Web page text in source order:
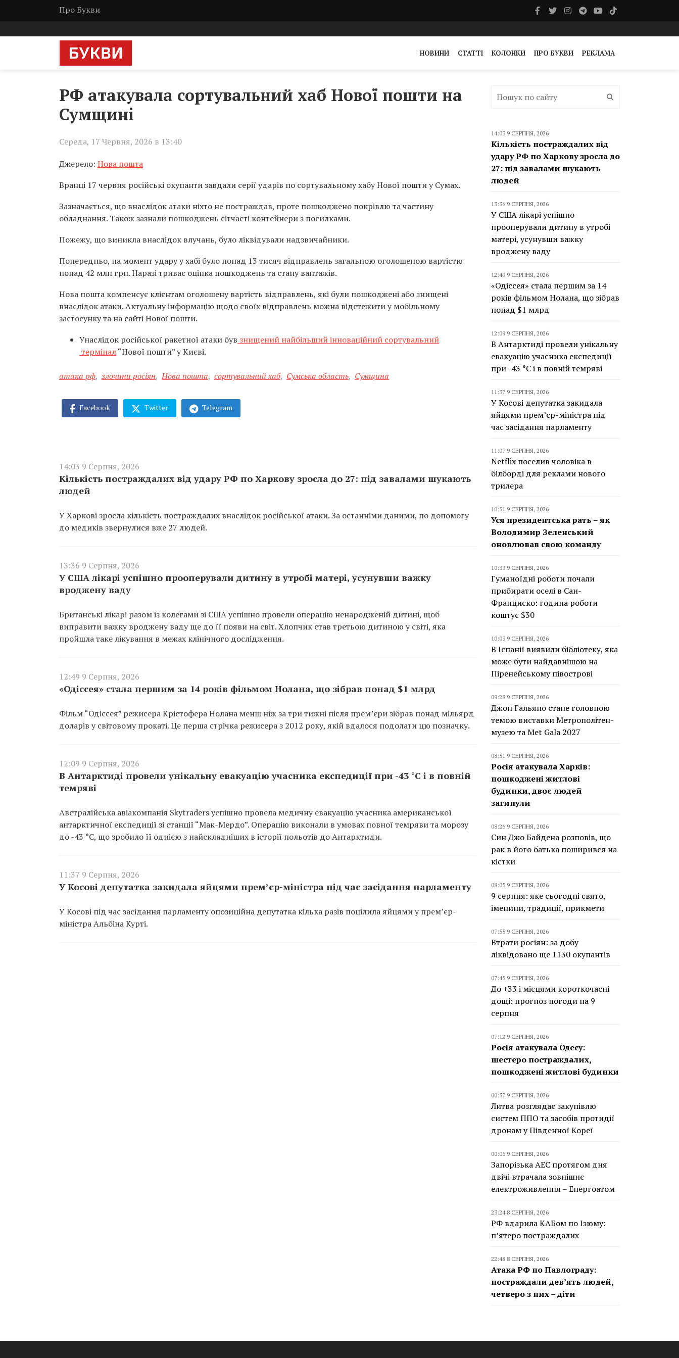
Про Букви
НОВИНИ СТАТТІ КОЛОНКИ ПРО БУКВИ РЕКЛАМА
РФ атакувала сортувальний хаб Нової пошти на
Сумщині
Середа, 17 Червня, 2026 в 13:40
Джерело: Нова пошта
Вранці 17 червня російські окупанти завдали серії ударів по сортувальному хабу Нової пошти у Сумах.
Зазначається, що внаслідок атаки ніхто не постраждав, проте пошкоджено покрівлю та частину
обладнання. Також зазнали пошкоджень сітчасті контейнери з посилками.
Пожежу, що виникла внаслідок влучань, було ліквідували надзвичайники.
Попередньо, на момент удару у хабі було понад 13 тисяч відправлень загальною оголошеною вартістю
понад 42 млн грн. Наразі триває оцінка пошкоджень та стану вантажів.
Нова пошта компенсує клієнтам оголошену вартість відправлень, які були пошкоджені або знищені
внаслідок атаки. Актуальну інформацію щодо своїх відправлень можна відстежити у мобільному
застосунку та на сайті Нової пошти.
Унаслідок російської ракетної атаки був знищений найбільший інноваційний сортувальний
термінал“Нової пошти” у Києві.
атака рф, злочини росіян, Нова пошта, сортувальний хаб, Сумська область, Сумщина
Facebook Twitter Telegram
14:03 9 Серпня, 2026
Кількість постраждалих від удару РФ по Харкову зросла до 27: під завалами шукають
людей
У Харкові зросла кількість постраждалих внаслідок російської атаки. За останніми даними, по допомогу
до медиків звернулися вже 27 людей.
13:36 9 Серпня, 2026
У США лікарі успішно прооперували дитину в утробі матері, усунувши важку
вроджену ваду
Британські лікарі разом із колегами зі США успішно провели операцію ненародженій дитині, щоб
виправити важку вроджену ваду ще до її появи на світ. Хлопчик став третьою дитиною у світі, яка
пройшла таке лікування в межах клінічного дослідження.
12:49 9 Серпня, 2026
«Одіссея» стала першим за 14 років фільмом Нолана, що зібрав понад $1 млрд
Фільм “Одіссея” режисера Крістофера Нолана менш ніж за три тижні після прем’єри зібрав понад мільярд
доларів у світовому прокаті. Це перша стрічка режисера з 2012 року, якій вдалося подолати цю позначку.
12:09 9 Серпня, 2026
В Антарктиді провели унікальну евакуацію учасника експедиції при -43 °C і в повній
темряві
Австралійська авіакомпанія Skytraders успішно провела медичну евакуацію учасника американської
антарктичної експедиції зі станції “Мак-Мердо”. Операцію виконали в умовах повної темряви та морозу
до -43 °C, що зробило її однією з найскладніших в історії польотів до Антарктиди.
11:37 9 Серпня, 2026
У Косові депутатка закидала яйцями прем’єр-міністра під час засідання парламенту
У Косові під час засідання парламенту опозиційна депутатка кілька разів поцілила яйцями у прем’єр-
міністра Альбіна Курті.
14:03 9 СЕРПНЯ, 2026
Кількість постраждалих від
удару РФ по Харкову зросла до
27: під завалами шукають
людей
13:36 9 СЕРПНЯ, 2026
У США лікарі успішно
прооперували дитину в утробі
матері, усунувши важку
вроджену ваду
12:49 9 СЕРПНЯ, 2026
«Одіссея» стала першим за 14
років фільмом Нолана, що зібрав
понад $1 млрд
12:09 9 СЕРПНЯ, 2026
В Антарктиді провели унікальну
евакуацію учасника експедиції
при -43 °C і в повній темряві
11:37 9 СЕРПНЯ, 2026
У Косові депутатка закидала
яйцями прем’єр-міністра під
час засідання парламенту
11:07 9 СЕРПНЯ, 2026
Netflix поселив чоловіка в
білборді для реклами нового
трилера
10:51 9 СЕРПНЯ, 2026
Уся президентська рать – як
Володимир Зеленський
оновлював свою команду
10:33 9 СЕРПНЯ, 2026
Гуманоїдні роботи почали
прибирати оселі в Сан-
Франциско: година роботи
коштує $30
10:03 9 СЕРПНЯ, 2026
В Іспанії виявили бібліотеку, яка
може бути найдавнішою на
Піренейському півострові
09:28 9 СЕРПНЯ, 2026
Джон Гальяно стане головною
темою виставки Метрополітен-
музею та Met Gala 2027
08:51 9 СЕРПНЯ, 2026
Росія атакувала Харків:
пошкоджені житлові
будинки, двоє людей
загинули
08:26 9 СЕРПНЯ, 2026
Син Джо Байдена розповів, що
рак в його батька поширився на
кістки
08:05 9 СЕРПНЯ, 2026
9 серпня: яке сьогодні свято,
іменини, традиції, прикмети
07:55 9 СЕРПНЯ, 2026
Втрати росіян: за добу
ліквідовано ще 1130 окупантів
07:45 9 СЕРПНЯ, 2026
До +33 і місцями короткочасні
дощі: прогноз погоди на 9
серпня
07:12 9 СЕРПНЯ, 2026
Росія атакувала Одесу:
шестеро постраждалих,
пошкоджені житлові будинки
00:57 9 СЕРПНЯ, 2026
Литва розглядає закупівлю
систем ППО та засобів протидії
дронам у Південної Кореї
00:06 9 СЕРПНЯ, 2026
Запорізька АЕС протягом дня
двічі втрачала зовнішнє
електроживлення – Енергоатом
23:24 8 СЕРПНЯ, 2026
РФ вдарила КАБом по Ізюму:
п’ятеро постраждалих
22:48 8 СЕРПНЯ, 2026
Атака РФ по Павлограду:
постраждали дев’ять людей,
четверо з них – діти